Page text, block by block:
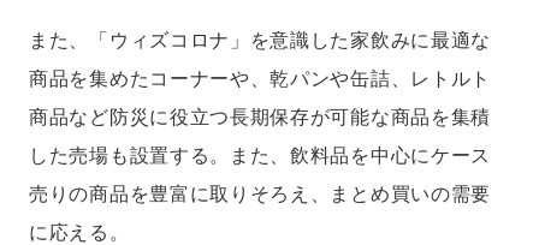
また、「ウィズコロナ」を意識した家飲みに最適な
商品を集めたコーナーや、乾パンや缶詰、レトルト
商品など防災に役立つ長期保存が可能な商品を集積
した売場も設置する。また、飲料品を中心にケース
売りの商品を豊富に取りそろえ、まとめ買いの需要
に応える。